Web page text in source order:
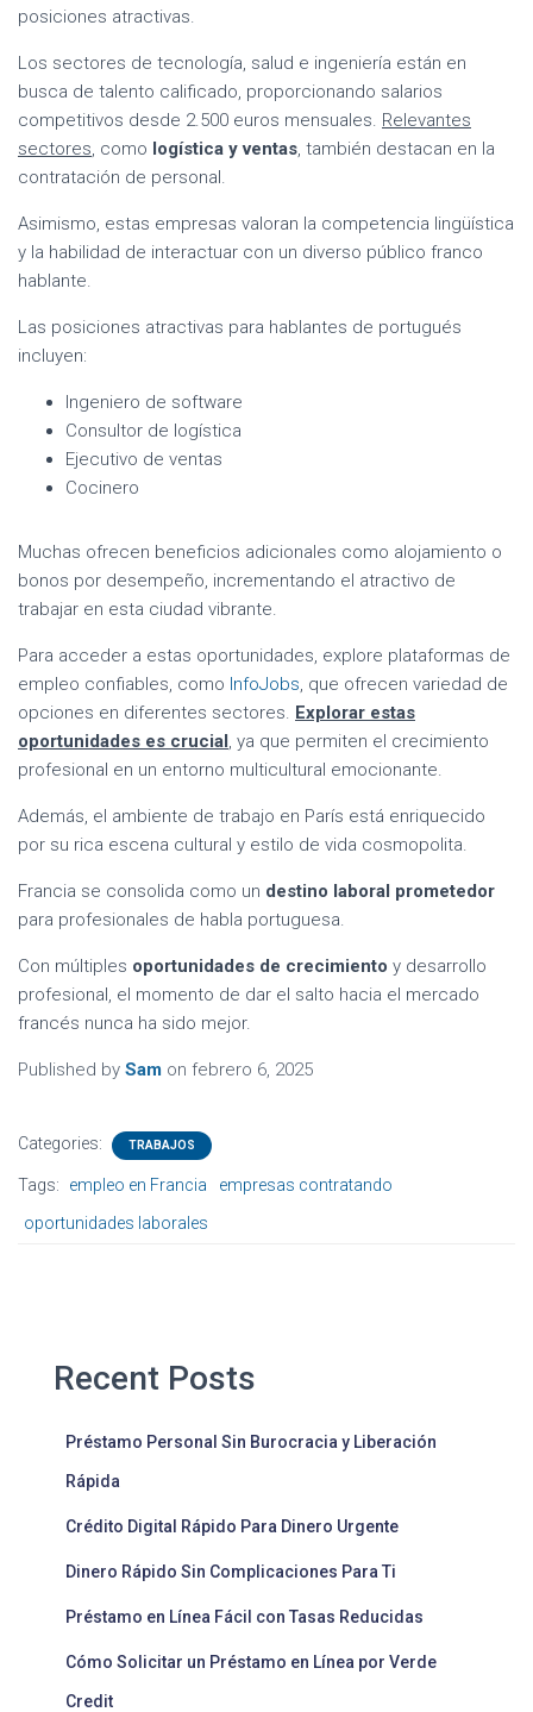
posiciones atractivas.
Los sectores de tecnología, salud e ingeniería están en
busca de talento calificado, proporcionando salarios
competitivos desde 2.500 euros mensuales. Relevantes
sectores, como logística y ventas, también destacan en la
contratación de personal.
Asimismo, estas empresas valoran la competencia lingüística
y la habilidad de interactuar con un diverso público franco
hablante.
Las posiciones atractivas para hablantes de portugués
incluyen:
Ingeniero de software
Consultor de logística
Ejecutivo de ventas
Cocinero
Muchas ofrecen beneficios adicionales como alojamiento o
bonos por desempeño, incrementando el atractivo de
trabajar en esta ciudad vibrante.
Para acceder a estas oportunidades, explore plataformas de
empleo confiables, como InfoJobs, que ofrecen variedad de
opciones en diferentes sectores. Explorar estas
oportunidades es crucial, ya que permiten el crecimiento
profesional en un entorno multicultural emocionante.
Además, el ambiente de trabajo en París está enriquecido
por su rica escena cultural y estilo de vida cosmopolita.
Francia se consolida como un destino laboral prometedor
para profesionales de habla portuguesa.
Con múltiples oportunidades de crecimiento y desarrollo
profesional, el momento de dar el salto hacia el mercado
francés nunca ha sido mejor.
Published by Sam on febrero 6, 2025
Categories: TRABAJOS
Tags: empleo en Francia
empresas contratando
oportunidades laborales
Recent Posts
Préstamo Personal Sin Burocracia y Liberación
Rápida
Crédito Digital Rápido Para Dinero Urgente
Dinero Rápido Sin Complicaciones Para Ti
Préstamo en Línea Fácil con Tasas Reducidas
Cómo Solicitar un Préstamo en Línea por Verde
Credit